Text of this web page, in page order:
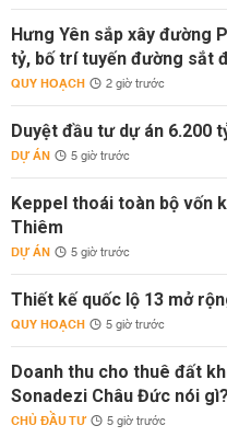
Hưng Yên sắp xây đường
tỷ, bố trí tuyến đường sắt
QUY HOẠCH 2 giờ trước
Duyệt đầu tư dự án 6.200
DỰ ÁN 5 giờ trước
Keppel thoái toàn bộ vốn
Thiêm
DỰ ÁN 5 giờ trước
Thiết kế quốc lộ 13 mở
QUY HOẠCH 5 giờ trước
Doanh thu cho thuê đất
Sonadezi Châu Đức nói gì?
CHỦ ĐẦU TƯ 5 giờ trước